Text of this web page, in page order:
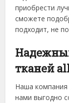
приобрести
сможете
подходит, не
тканей
Наша компания
нами выгодно